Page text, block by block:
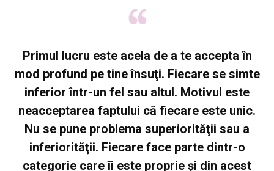
Primul lucru este acela de a te accepta în
mod profund pe tine însuţi. Fiecare se simte
inferior într-un fel sau altul. Motivul este
neacceptarea faptului că fiecare este unic.
Nu se pune problema superiorităţii sau a
inferiorităţii. Fiecare face parte dintr-o
categorie care îi este proprie şi din acest